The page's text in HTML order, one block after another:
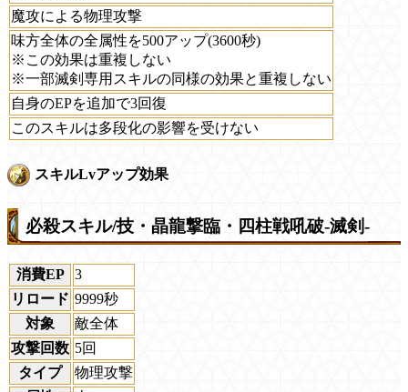
魔攻による物理攻撃
味方全体の全属性を500アップ(3600秒)
※この効果は重複しない
※一部滅剣専用スキルの同様の効果と重複しない
自身のEPを追加で3回復
このスキルは多段化の影響を受けない
スキルLvアップ効果
必殺スキル/技・晶龍撃臨・四柱戦吼破-滅剣-
消費EP
3
リロード 9999秒
対象
敵全体
攻撃回数 5回
タイプ
物理攻撃